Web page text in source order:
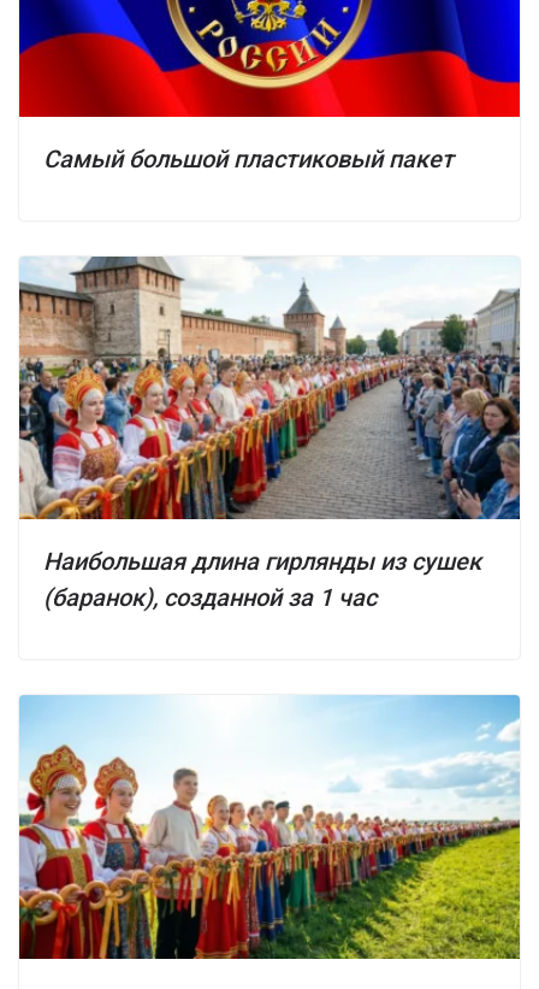
Самый большой пластиковый пакет
Наибольшая длина гирлянды из сушек
(баранок), созданной за 1 час